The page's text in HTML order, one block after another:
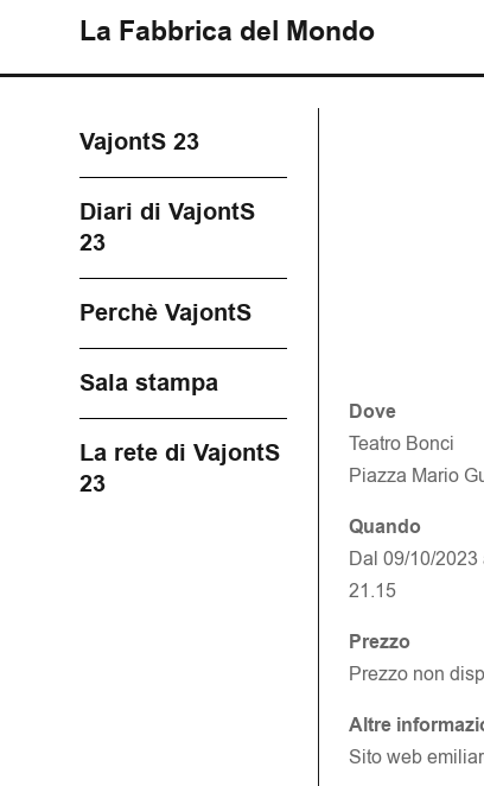
La Fabbrica del Mondo
VajontS 23
Diari di VajontS
23
Perchè VajontS
Sala stampa
La rete di VajontS
23
Dove
Teatro Bonci
Piazza Mario
Quando
Dal 09/10/
21.15
Prezzo
Prezzo non
Altre
Sito web